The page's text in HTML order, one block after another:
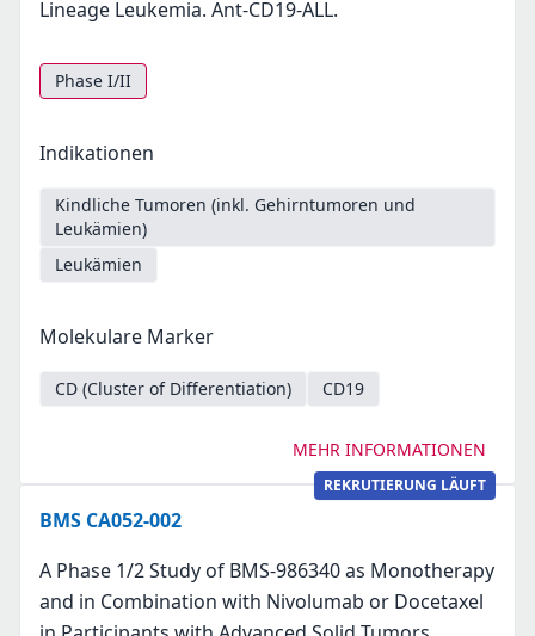
Lineage Leukemia. Ant-CD19-ALL.
Phase I/II
Indikationen
Kindliche Tumoren (inkl. Gehirntumoren und
Leukämien)
Leukämien
Molekulare Marker
CD (Cluster of Differentiation) CD19
MEHR INFORMATIONEN
REKRUTIERUNG LÄUFT
BMS CA052-002
A Phase 1/2 Study of BMS-986340 as Monotherapy
and in Combination with Nivolumab or Docetaxel